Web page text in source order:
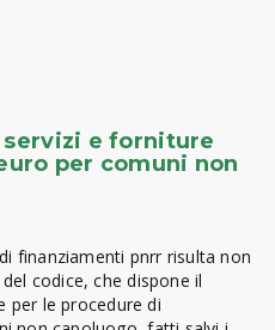
e forniture
per comuni non
finanziamenti pnrr risulta non
codice, che dispone il
per le procedure di